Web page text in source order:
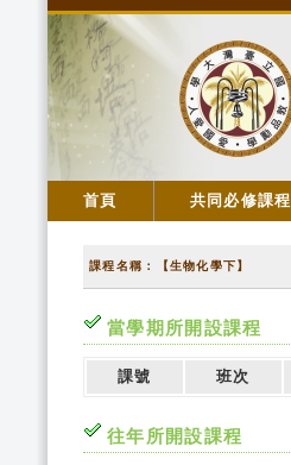
首頁 共同必修課程
課程名稱：【生物化學下】
當學期所開設課程
課號 班次
往年所開設課程